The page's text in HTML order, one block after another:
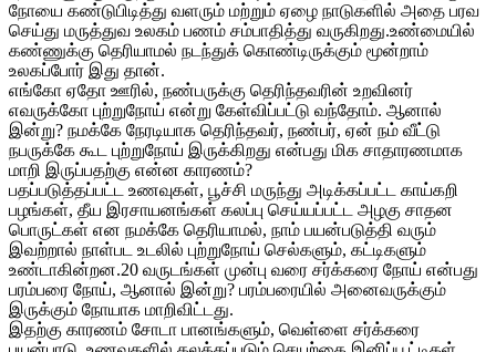
நோயை கண்டுபிடித்து வளரும் மற்றும் ஏழை நாடுகளில் அதை பரவ
செய்து மருத்துவ உலகம் பணம் சம்பாதித்து வருகிறது.உண்மையில்
கண்ணுக்கு தெரியாமல் நடந்துக் கொண்டிருக்கும் மூன்றாம்
உலகப்போர் இது தான்.
எங்கோ ஏதோ ஊரில், நண்பருக்கு தெரிந்தவரின் உறவினர்
எவருக்கோ புற்றுநோய் என்று கேள்விப்பட்டு வந்தோம். ஆனால்
இன்று? நமக்கே நேரடியாக தெரிந்தவர், நண்பர், ஏன் நம் வீட்டு
நபருக்கே கூட புற்றுநோய் இருக்கிறது என்பது மிக சாதாரணமாக
மாறி இருப்பதற்கு என்ன காரணம்?
பதப்படுத்தப்பட்ட உணவுகள், பூச்சி மருந்து அடிக்கப்பட்ட காய்கறி
பழங்கள், தீய இரசாயனங்கள் கலப்பு செய்யப்பட்ட அழகு சாதன
பொருட்கள் என நமக்கே தெரியாமல், நாம் பயன்படுத்தி வரும்
இவற்றால் நாள்பட உடலில் புற்றுநோய் செல்களும், கட்டிகளும்
உண்டாகின்றன.20 வருடங்கள் முன்பு வரை சர்க்கரை நோய் என்பது
பரம்பரை நோய், ஆனால் இன்று? பரம்பரையில் அனைவருக்கும்
இருக்கும் நோயாக மாறிவிட்டது.
இதற்கு காரணம் சோடா பானங்களும், வெள்ளை சர்க்கரை